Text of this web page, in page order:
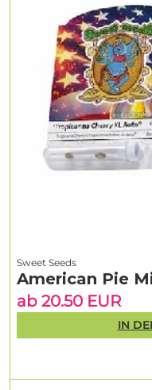
Sweet Seeds
American Pie
ab 20.50 EUR
IN